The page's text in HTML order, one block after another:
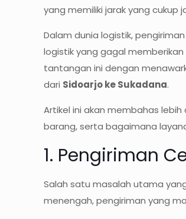
yang memiliki jarak yang
Dalam dunia logistik,
logistik yang gagal
tantangan ini dengan
dari Sidoarjo ke Sukadana.
Artikel ini akan membahas
barang, serta bagaimana
1. Pengiriman
Salah satu masalah utama
menengah, pengiriman yang